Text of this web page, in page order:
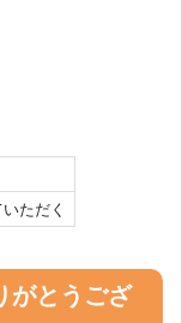
ただく
がとうござ